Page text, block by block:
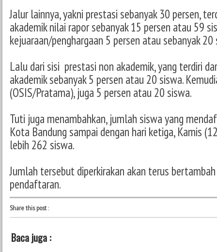
Jalur lainnya, yakni prestasi sebanyak 30 persen,
akademik nilai rapor sebanyak 15 persen atau 59
kejuaraan/penghargaan 5 persen atau sebanyak 20
Lalu dari sisi prestasi non akademik, yang terdiri
akademik sebanyak 5 persen atau 20 siswa.
(OSIS/Pratama), juga 5 persen atau 20 siswa.
Tuti juga menambahkan, jumlah siswa yang
Kota Bandung sampai dengan hari ketiga, Kamis
lebih 262 siswa.
Jumlah tersebut diperkirakan akan terus
pendaftaran.
Share this post:
Baca juga :